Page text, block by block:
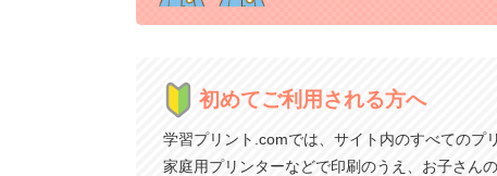
初めてご利用される方へ
学習プリント.comでは、サイト内のすべてのプ
家庭用プリンターなどで印刷のうえ、お子さん